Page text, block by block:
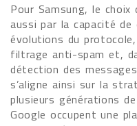
Pour Samsung, le choix
aussi par la capacité
évolutions du
filtrage anti-spam et,
détection des
s’aligne ainsi sur la
plusieurs générations
Google occupent une